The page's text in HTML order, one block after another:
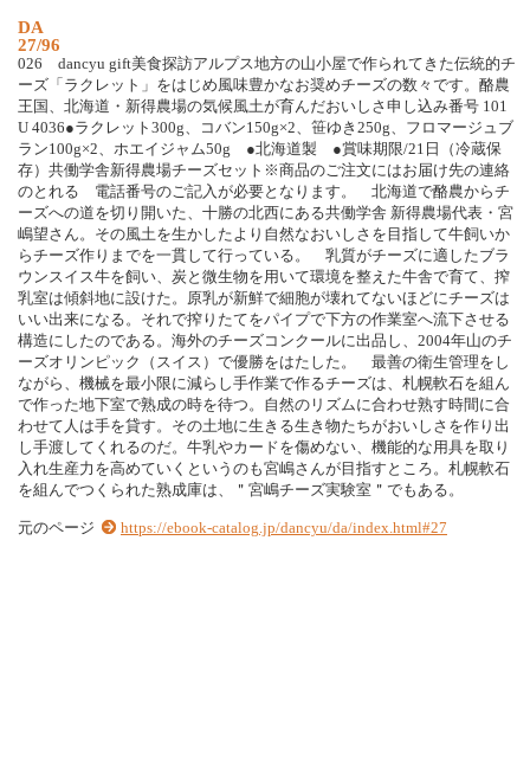
DA
27/96
026 dancyu gift美食探訪アルプス地方の山小屋で作られて き た伝統的チ
ーズ 「 ラ ク レ ッ ト 」 をは じめ風味豊かなお奨めチーズの数 々 です。 酪農
王 国 、 北海道 ・ 新得農場の気候風土が育んだおい し さ 申 し込み番号 101
U 4036●ラ ク レ ッ ト 300g、 コバン150g×2、 笹ゆ き 250g、 フ ロ マージ ュ ブ
ラ ン100g×2、 ホエイ ジ ャ ム50g ●北海道製 ●賞味期 限/21 日 （冷蔵保
存） 共働学舎新得農場チーズセ ッ ト ※ 商品のご注文にはお届け先の連絡
のと れる 電話番号のご記入が必要と な り ま す。 北海道で酪農からチ
ーズへの道を切 り 開 いた、 十勝の北西にある共働学舎 新得農場代表 ・ 宮
嶋望さ ん。 その風土を生か し たよ り 自然なおい し さ を 目 指 して牛飼 いか
らチーズ作り ま でを一貫 して行っている。 乳質がチーズに適 し たブラ
ウ ンスイ ス牛を飼 い、 炭と 微生物を用 いて環境を整え た牛舎で育て、 搾
乳室は傾斜地に設けた。 原乳が新鮮で細 胞が壊れてないほ どにチーズは
いい出来になる。 それで搾り たてをパイ プで 下方の作業室へ流 下 さ せる
構造に し たのである。 海外のチーズ コ ンク ールに出品 し 、 2004年山のチ
ーズオ リ ン ピッ ク （ スイ ス ） で優勝をはた し た。 最善の衛生管理を し
ながら 、 機械を最小限に減ら し手作業で作るチーズは、 札幌軟石 を組 ん
で作っ た地 下室で熟成の時を待つ。 自然の リ ズムに合わせ熟す時間 に合
わせて 人 は手を貸す。 その土地に生 き る生 き 物たちがおい し さ を作り 出
し手渡 して く れるのだ。 牛乳やカ ー ドを傷めない、 機能的な用具を取 り
入れ生産力 を高めてい く と いう のも宮嶋さ んが目 指す と こ ろ。 札幌軟石
を組 んでつ く られた熟成庫は、 ＂ 宮嶋チーズ実験室 ＂ でもある。
元のページ https://ebook-catalog.jp/dancyu/da/index.html#27